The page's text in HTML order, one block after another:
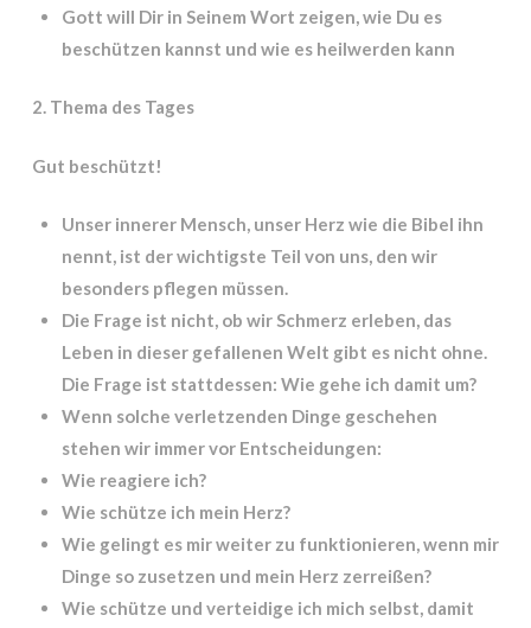
Gott will Dir in Seinem Wort zeigen, wie Du es
beschützen kannst und wie es heilwerden kann
2. Thema des Tages
Gut beschützt!
Unser innerer Mensch, unser Herz wie die Bibel ihn
nennt, ist der wichtigste Teil von uns, den wir
besonders pflegen müssen.
Die Frage ist nicht, ob wir Schmerz erleben, das
Leben in dieser gefallenen Welt gibt es nicht ohne.
Die Frage ist stattdessen: Wie gehe ich damit um?
Wenn solche verletzenden Dinge geschehen
stehen wir immer vor Entscheidungen:
Wie reagiere ich?
Wie schütze ich mein Herz?
Wie gelingt es mir weiter zu funktionieren, wenn mir
Dinge so zusetzen und mein Herz zerreißen?
Wie schütze und verteidige ich mich selbst, damit